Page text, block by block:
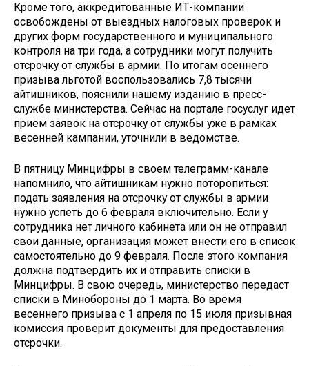
Кроме того, аккредитованные ИТ-компании
освобождены от выездных налоговых проверок и
других форм государственного и муниципального
контроля на три года, а сотрудники могут получить
отсрочку от службы в армии. По итогам осеннего
призыва льготой воспользовались 7,8 тысячи
айтишников, пояснили нашему изданию в пресс-
службе министерства. Сейчас на портале госуслуг идет
прием заявок на отсрочку от службы уже в рамках
весенней кампании, уточнили в ведомстве.
В пятницу Минцифры в своем телеграмм-канале
напомнило, что айтишникам нужно поторопиться:
подать заявления на отсрочку от службы в армии
нужно успеть до 6 февраля включительно. Если у
сотрудника нет личного кабинета или он не отправил
свои данные, организация может внести его в список
самостоятельно до 9 февраля. После этого компания
должна подтвердить их и отправить списки в
Минцифры. В свою очередь, министерство передаст
списки в Минобороны до 1 марта. Во время
весеннего призыва с 1 апреля по 15 июля призывная
комиссия проверит документы для предоставления
отсрочки.